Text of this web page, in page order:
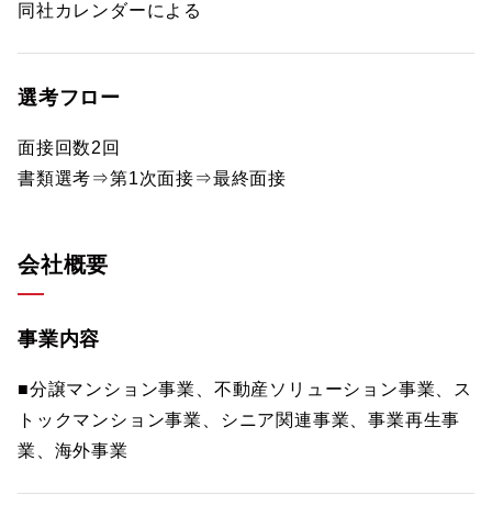
同社カレンダーによる
選考フロー
面接回数2回
書類選考⇒第1次面接⇒最終面接
会社概要
事業内容
■分譲マンション事業、不動産ソリューション事業、ス
トックマンション事業、シニア関連事業、事業再生事
業、海外事業